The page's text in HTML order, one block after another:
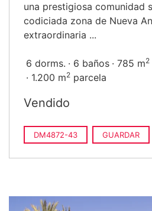
una prestigiosa comunidad
codiciada zona de Nueva
extraordinaria ...
6 dorms. 6 baños 785 m2
1.200 m2 parcela
Vendido
DM4872-43 GUARDAR